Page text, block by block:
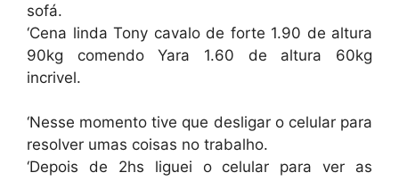
sofá.
‘Cena linda Tony cavalo de forte 1.90 de altura
90kg comendo Yara 1.60 de altura 60kg
incrivel.
‘Nesse momento tive que desligar o celular para
resolver umas coisas no trabalho.
‘Depois de 2hs liguei o celular para ver as